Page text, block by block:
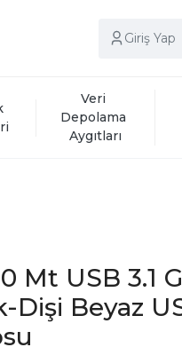
Giriş Yap
Veri
Depolama
Aygıtları
Mt USB 3.1
Dişi Beyaz